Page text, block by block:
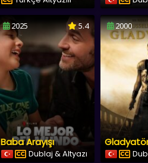
2025 5.4
Baba Arayışı
Dublaj & Altyazı
2000